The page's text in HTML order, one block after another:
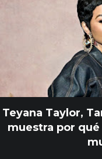
Teyana Taylor,
muestra por